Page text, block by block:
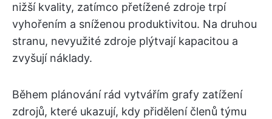
nižší kvality, zatímco přetížené zdroje trpí
vyhořením a sníženou produktivitou. Na druhou
stranu, nevyužité zdroje plýtvají kapacitou a
zvyšují náklady.
Během plánování rád vytvářím grafy zatížení
zdrojů, které ukazují, kdy přidělení členů týmu